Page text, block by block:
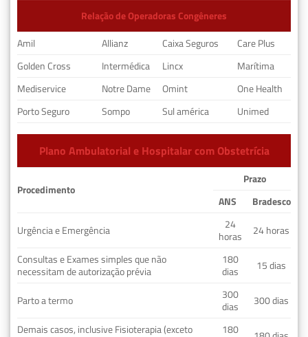
Relação de Operadoras Congêneres
Amil
Allianz Caixa Seguros
Care Plus
Golden Cross
Intermédica Lincx
Marítima
Mediservice
Notre Dame Omint
One Health
Porto Seguro
Sompo Sul américa Unimed
Plano Ambulatorial e Hospitalar com Obstetrícia
Procedimento
Prazo
ANS
Bradesco
Urgência e Emergência
24
horas
24 horas
Consultas e Exames simples que não
necessitam de autorização prévia
180
dias
15 dias
Parto a termo
300
dias
300 dias
Demais casos, inclusive Fisioterapia (exceto
180